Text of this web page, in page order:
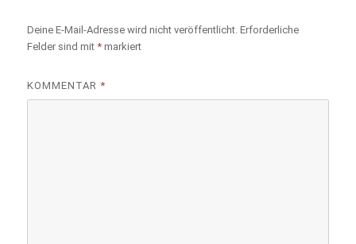
Deine E-Mail-Adresse wird nicht veröffentlicht. Erforderliche
Felder sind mit* markiert
KOMMENTAR*